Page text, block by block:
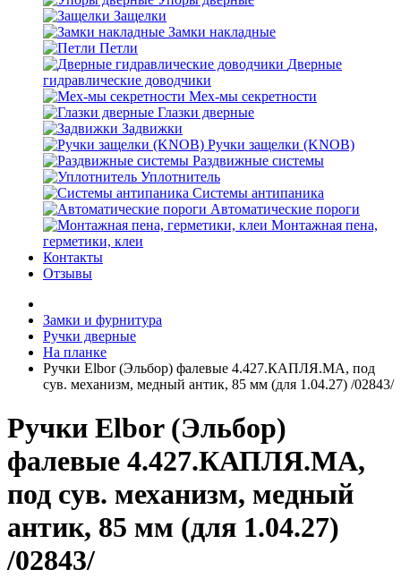
Защелки
Замки накладные
Петли
Дверные
гидравлические доводчики
Мех-мы секретности
Глазки дверные
Задвижки
Ручки защелки (KNOB)
Раздвижные системы
Уплотнитель
Системы антипаника
Автоматические пороги
Монтажная пена,
герметики, клеи
Контакты
Отзывы
Замки и фурнитура
Ручки дверные
На планке
Ручки Elbor (Эльбор) фалевые 4.427.КАПЛЯ.МА, под
сув. механизм, медный антик, 85 мм (для 1.04.27) /02843/
Ручки Elbor (Эльбор)
фалевые 4.427.КАПЛЯ.МА,
под сув. механизм, медный
антик, 85 мм (для 1.04.27)
/02843/